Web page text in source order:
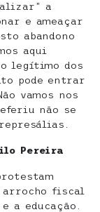
a
e ameaçar
abandono
aqui
legítimo dos
pode entrar
vamos nos
não se
Pereira
arrocho fiscal
a educação.